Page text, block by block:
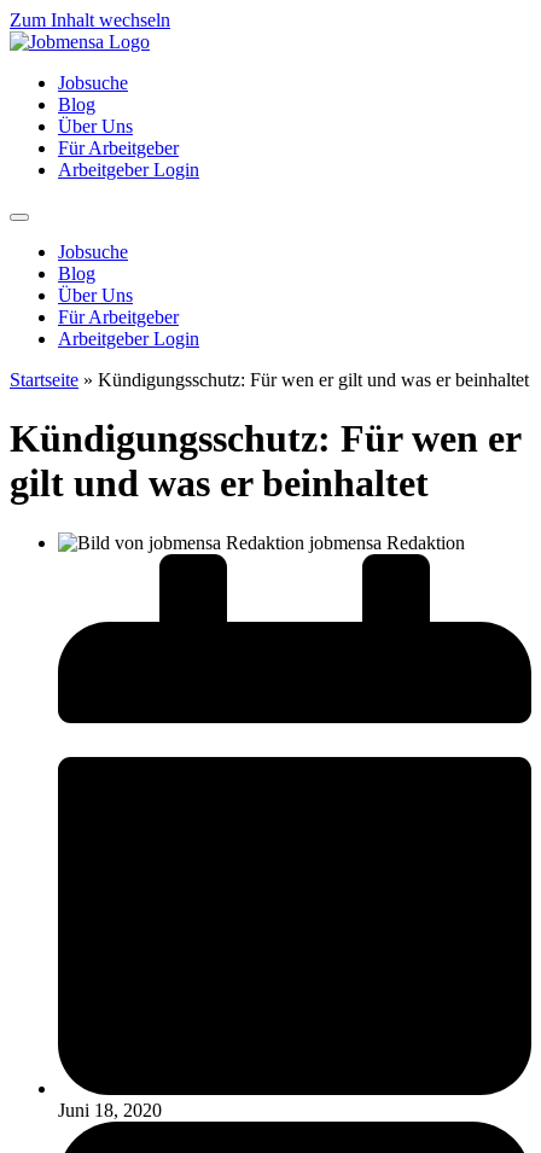
Zum Inhalt wechseln
Jobsuche
Blog
Über Uns
Für Arbeitgeber
Arbeitgeber Login
Jobsuche
Blog
Über Uns
Für Arbeitgeber
Arbeitgeber Login
Startseite » Kündigungsschutz: Für wen er gilt und was er beinhaltet
Kündigungsschutz: Für wen er
gilt und was er beinhaltet
jobmensa Redaktion
Juni 18, 2020